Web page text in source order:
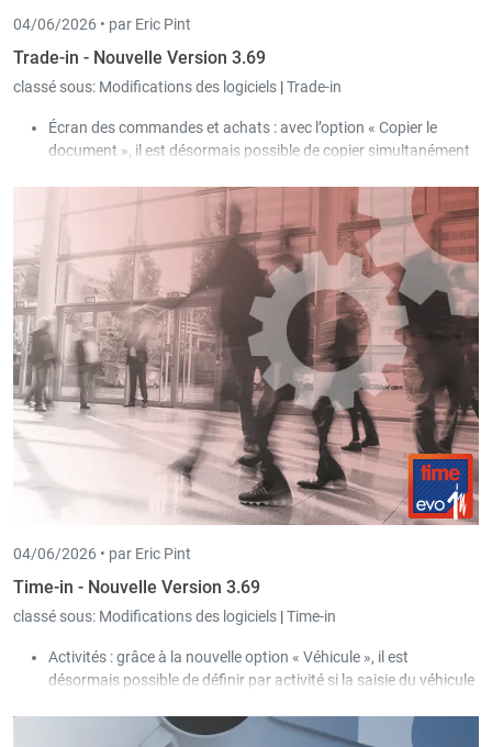
04/06/2026 • par Eric Pint
Trade-in - Nouvelle Version 3.69
classé sous: Modifications des logiciels |Trade-in
Écran des commandes et achats : avec l’option « Copier le
document », il est désormais possible de copier simultanément
que l’utilisateur peut filtrer via une sélection.
04/06/2026 • par Eric Pint
Time-in - Nouvelle Version 3.69
classé sous: Modifications des logiciels |Time-in
Activités : grâce à la nouvelle option « Véhicule », il est
désormais possible de définir par activité si la saisie du véhicule
du temps de travail / pointage.